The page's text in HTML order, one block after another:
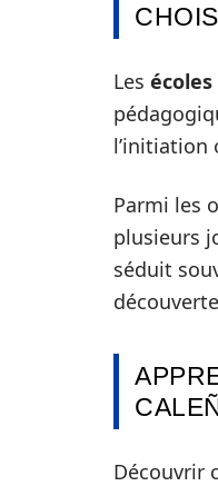
Les
l’initiation
Parmi les
plusieurs
séduit
Découvrir